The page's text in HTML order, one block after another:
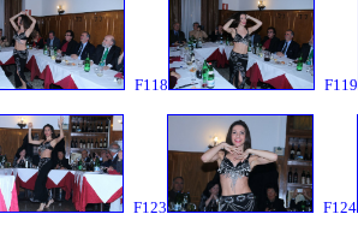
F118 F119
F123 F124